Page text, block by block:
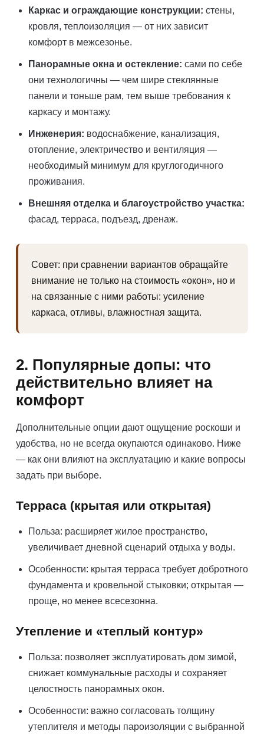
Каркас и ограждающие конструкции: стены,
кровля, теплоизоляция — от них зависит
комфорт в межсезонье.
Панорамные окна и остекление: сами по себе
они технологичны — чем шире стеклянные
панели и тоньше рам, тем выше требования к
каркасу и монтажу.
Инженерия: водоснабжение, канализация,
отопление, электричество и вентиляция —
необходимый минимум для круглогодичного
проживания.
Внешняя отделка и благоустройство участка:
фасад, терраса, подъезд, дренаж.
Совет: при сравнении вариантов обращайте
внимание не только на стоимость «окон», но и
на связанные с ними работы: усиление
каркаса, отливы, влажностная защита.
2. Популярные допы: что
действительно влияет на
комфорт
Дополнительные опции дают ощущение роскоши и
удобства, но не всегда окупаются одинаково. Ниже
— как они влияют на эксплуатацию и какие вопросы
задать при выборе.
Терраса (крытая или открытая)
Польза: расширяет жилое пространство,
увеличивает дневной сценарий отдыха у воды.
Особенности: крытая терраса требует добротного
фундамента и кровельной стыковки; открытая —
проще, но менее всесезонна.
Утепление и «теплый контур»
Польза: позволяет эксплуатировать дом зимой,
снижает коммунальные расходы и сохраняет
целостность панорамных окон.
Особенности: важно согласовать толщину
утеплителя и методы пароизоляции с выбранной